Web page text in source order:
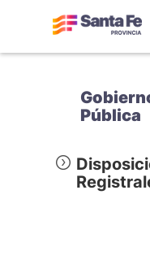
Pública